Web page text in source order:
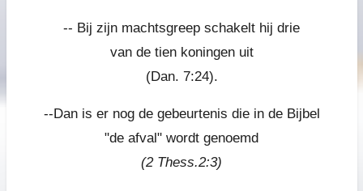
-- Bij zijn machtsgreep schakelt hij drie
van de tien koningen uit
(Dan. 7:24).
--Dan is er nog de gebeurtenis die in de Bijbel
"de afval" wordt genoemd
(2 Thess.2:3)